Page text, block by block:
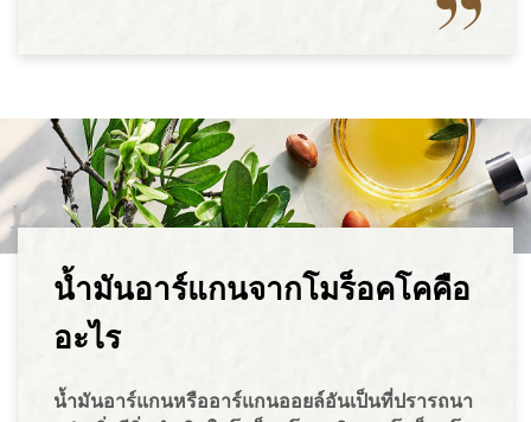
น้ำมันอาร์แกนจากโมร็อคโคคือ
อะไร
น้ำมันอาร์แกนหรืออาร์แกนออยล์อันเป็นที่ปรารถนา